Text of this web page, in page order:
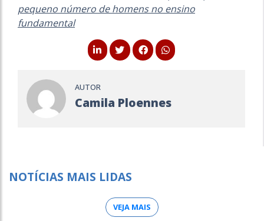
pequeno número de homens no ensino
fundamental
AUTOR
Camila Ploennes
NOTÍCIAS MAIS LIDAS
VEJA MAIS